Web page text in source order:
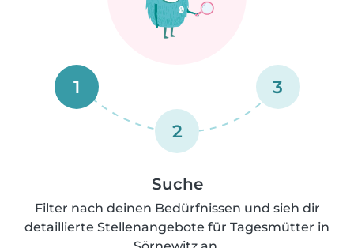
1
2
3
Suche
Filter nach deinen Bedürfnissen und sieh dir
detaillierte Stellenangebote für Tagesmütter in